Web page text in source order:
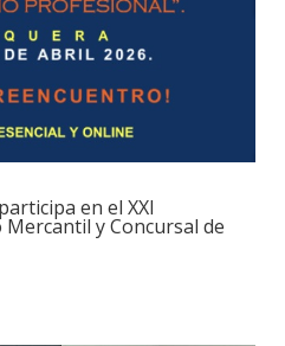
en el XXI
y Concursal de